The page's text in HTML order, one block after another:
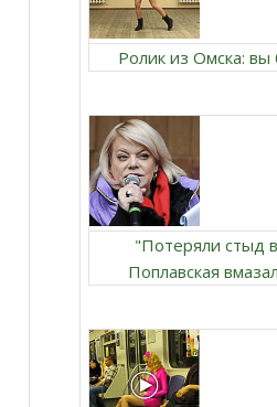
Ролик из Омска: вы
"Потеряли стыд
Поплавская